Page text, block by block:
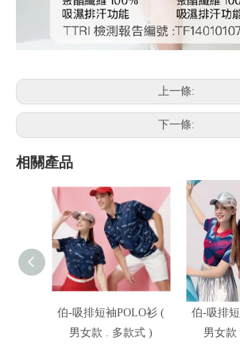
上一條:
下一條:
相關產品
伯-吸排短袖POLO衫 (
男女款 . 多款式 )
伯-吸排
男女款